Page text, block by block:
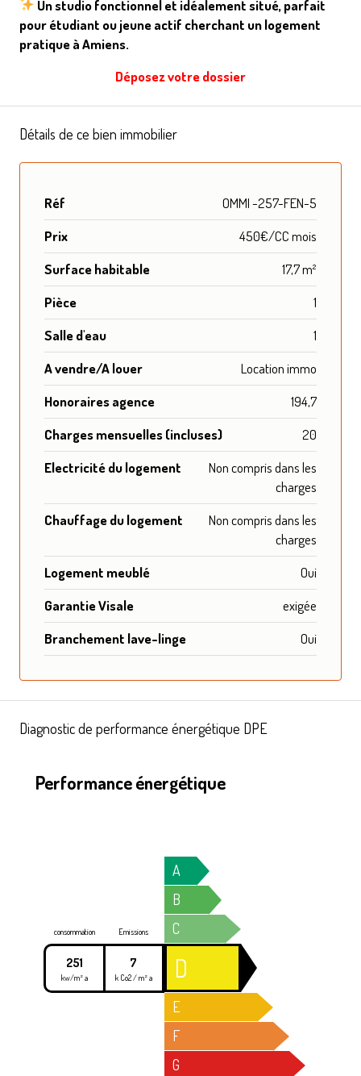
Un studio fonctionnel et idéalement situé, parfait
pour étudiant ou jeune actif cherchant un logement
pratique à Amiens.
Déposez votre dossier
Détails de ce bien immobilier
Réf
OMMI -257-FEN-5
Prix
450€/CC mois
Surface habitable
17,7 m²
Pièce
1
Salle d'eau
1
A vendre/A louer
Location immo
Honoraires agence
194,7
Charges mensuelles (incluses)
20
Electricité du logement
Non compris dans les
charges
Chauffage du logement
Non compris dans les
charges
Logement meublé
Oui
Garantie Visale
exigée
Branchement lave-linge
Oui
Diagnostic de performance énergétique DPE
Performance énergétique
A
B
C
consommation
251
kw/m² a
Emissions
7
k Co2 / m² a D
E
F
G